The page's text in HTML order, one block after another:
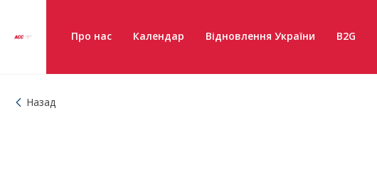
Про нас Календар Відновлення України B2G
Назад